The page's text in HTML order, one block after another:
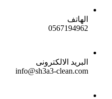
الهاتف
0567194962
البريد الالكترونى
info@sh3a3-clean.com